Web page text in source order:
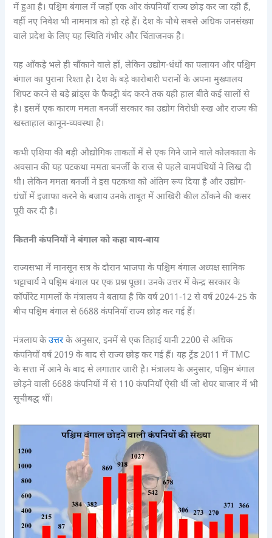
में हुआ है। पश्चिम बंगाल में जहाँ एक ओर कंपनियाँ राज्य छोड़ कर जा रही हैं,
वहीं नए निवेश भी नाममात्र को हो रहे हैं। देश के चौथे सबसे अधिक जनसंख्या
वाले प्रदेश के लिए यह स्थिति गंभीर और चिंताजनक है।
यह आँकड़े भले ही चौंकाने वाले हों, लेकिन उद्योग-धंधों का पलायन और पश्चिम
बंगाल का पुराना रिश्ता है। देश के बड़े कारोबारी घरानों के अपना मुख्यालय
शिफ्ट करने से बड़े ब्रांड्स के फैक्ट्री बंद करने तक यही हाल बीते कई सालों से
है। इसमें एक कारण ममता बनर्जी सरकार का उद्योग विरोधी रुख और राज्य की
खस्ताहाल कानून-व्यवस्था है।
कभी एशिया की बड़ी औद्योगिक ताकतों में से एक गिने जाने वाले कोलकाता के
अवसान की यह पटकथा ममता बनर्जी के राज से पहले वामपंथियों ने लिख दी
थी। लेकिन ममता बनर्जी ने इस पटकथा को अंतिम रूप दिया है और उद्योग-
धंधों में इजाफा करने के बजाय उनके ताबूत में आखिरी कील ठोंकने की कसर
पूरी कर दी है।
कितनी कंपनियों ने बंगाल को कहा बाय-बाय
राज्यसभा में मानसून सत्र के दौरान भाजपा के पश्चिम बंगाल अध्यक्ष सामिक
भट्टाचार्य ने पश्चिम बंगाल पर एक प्रश्न पूछा। उनके उत्तर में केन्द्र सरकार के
कॉर्पोरेट मामलों के मंत्रालय ने बताया है कि वर्ष 2011-12 से वर्ष 2024-25 के
बीच पश्चिम बंगाल से 6688 कंपनियाँ राज्य छोड़ कर गई हैं।
मंत्रलाय केउत्तरके अनुसार, इनमें से एक तिहाई यानी 2200 से अधिक
कंपनियाँ वर्ष 2019 के बाद से राज्य छोड़ कर गई हैं। यह ट्रेंड 2011 में TMC
के सत्ता में आने के बाद से लगातार जारी है। मंत्रालय के अनुसार, पश्चिम बंगाल
छोड़ने वाली 6688 कंपनियों में से 110 कंपनियाँ ऐसी थीं जो शेयर बाजार में भी
सूचीबद्ध थीं।